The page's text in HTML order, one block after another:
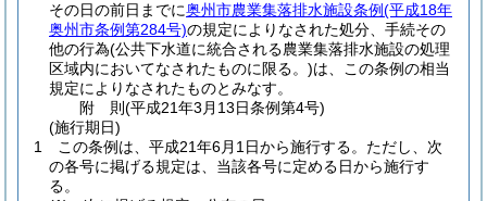
その日の前日までに奥州市農業集落排水施設条例(平成18年
奥州市条例第284号)の規定によりなされた処分、手続その
他の行為(公共下水道に統合される農業集落排水施設の処理
区域内においてなされたものに限る。)は、この条例の相当
規定によりなされたものとみなす。
附 則(平成21年3月13日条例第4号)
(施行期日)
1
この条例は、平成21年6月1日から施行する。 ただし、次
の各号に掲げる規定は、当該各号に定める日から施行す
る。